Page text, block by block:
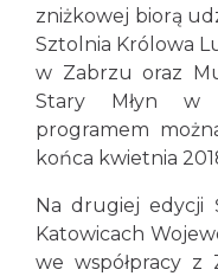
zniżkowej biorą
Sztolnia Królowa
w Zabrzu oraz
Stary Młyn w
programem
końca kwietnia
Na drugiej edycji
Katowicach
we współpracy z